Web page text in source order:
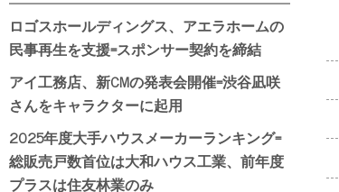
ロゴスホールディングス、アエラホームの
民事再生を支援=スポンサー契約を締結
アイ工務店、新CMの発表会開催=渋谷凪咲
さんをキャラクターに起用
2025年度大手ハウスメーカーランキング=
総販売戸数首位は大和ハウス工業、前年度
プラスは住友林業のみ